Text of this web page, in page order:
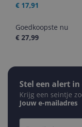
€ 17,91
Goedkoopste nu
€ 27,99
Stel een alert
Krijg een seintje
Jouw e-mailadres